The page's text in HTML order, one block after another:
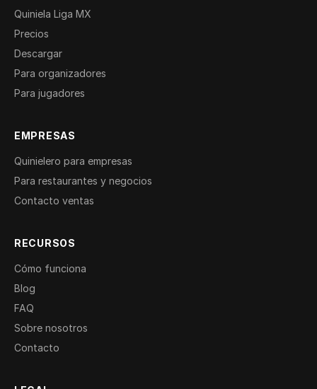
Quiniela Liga MX
Precios
Descargar
Para organizadores
Para jugadores
EMPRESAS
Quinielero para empresas
Para restaurantes y negocios
Contacto ventas
RECURSOS
Cómo funciona
Blog
FAQ
Sobre nosotros
Contacto